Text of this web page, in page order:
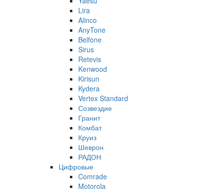
Lira
Alinco
AnyTone
Belfone
Sirus
Retevis
Kenwood
Kirisun
Kydera
Vertex Standard
Созвездие
Гранит
Комбат
Круиз
Шеврон
РАДОН
Цифровые
Comrade
Motorola